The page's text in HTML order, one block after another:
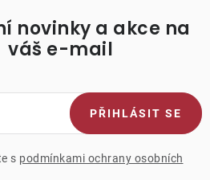
novinky a akce na
váš e-mail
s podmínkami ochrany osobních
PŘIHLÁSIT SE